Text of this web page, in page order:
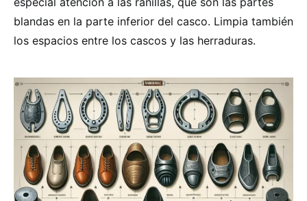
blandas en la parte inferior del casco. Limpia también
los espacios entre los cascos y las herraduras.